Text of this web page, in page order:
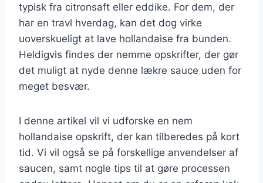
typisk fra citronsaft eller eddike. For dem, der
har en travl hverdag, kan det dog virke
uoverskueligt at lave hollandaise fra bunden.
Heldigvis findes der nemme opskrifter, der gør
det muligt at nyde denne lækre sauce uden for
meget besvær.
I denne artikel vil vi udforske en nem
hollandaise opskrift, der kan tilberedes på kort
tid. Vi vil også se på forskellige anvendelser af
saucen, samt nogle tips til at gøre processen